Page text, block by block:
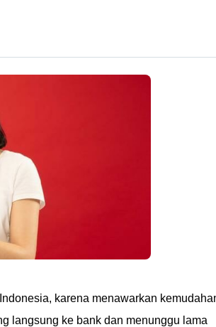
karena menawarkan
langsung ke bank dan menunggu lama